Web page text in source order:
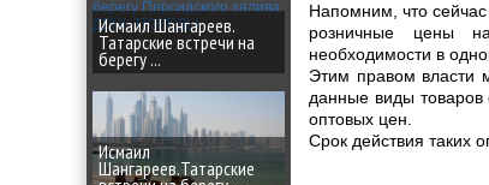
Напомним, что
розничные цены
необходимости в
Этим правом власти
данные виды товаров
оптовых цен.
Срок действия таких
Исмаил Шангареев.
Татарские встречи на
берегу ...
Исмаил
Шангареев.Татарские